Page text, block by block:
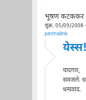
भूषण कटककर
शुक्र, 05/09/2008
permalink
येस्स!
यादगार,
समजले.
धन्यवाद.